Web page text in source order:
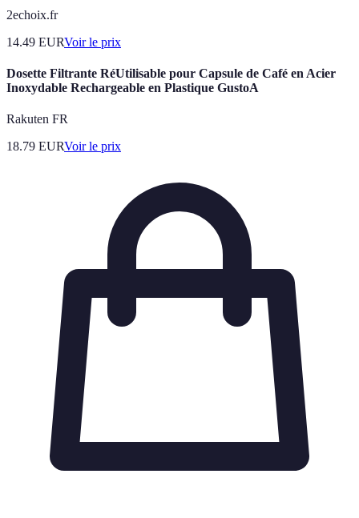
2echoix.fr
14.49 EURVoir le prix
Dosette Filtrante RéUtilisable pour Capsule de Café en Acier
Inoxydable Rechargeable en Plastique GustoA
Rakuten FR
18.79 EURVoir le prix